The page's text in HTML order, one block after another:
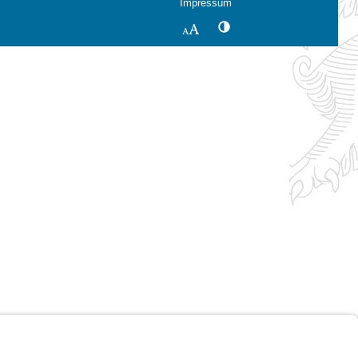
Impressum
SchriftgrößeKontrastwechsel